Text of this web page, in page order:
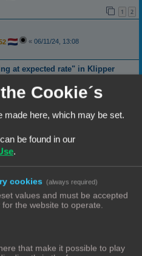
1 2
« 06/11/24, 13:08
at expected rate" in Klipper
one.1
screw i.p.v. GT2 snaar
«21/03/24, 07:04
de beste keuze
300x300x300
Cookie´s
made here, which may be set.
be found in our
.
cookies (always required)
values and must be accepted
the website to operate.
that make it possible to play